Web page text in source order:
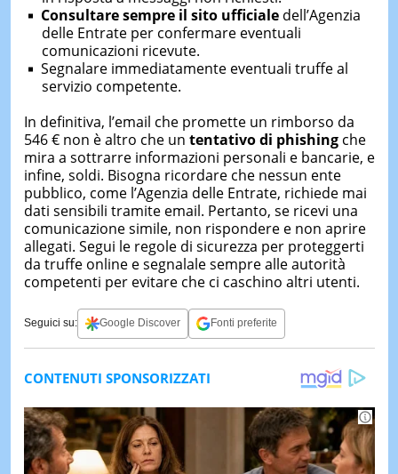
Consultare sempre il sito ufficialedell’Agenzia
delle Entrate per confermare eventuali
comunicazioni ricevute.
Segnalare immediatamente eventuali truffe al
servizio competente.
In definitiva, l’email che promette un rimborso da
546 € non è altro che un tentativo di phishingche
mira a sottrarre informazioni personali e bancarie, e
infine, soldi. Bisogna ricordare che nessun ente
pubblico, come l’Agenzia delle Entrate, richiede mai
dati sensibili tramite email. Pertanto, se ricevi una
comunicazione simile, non rispondere e non aprire
allegati. Segui le regole di sicurezza per proteggerti
da truffe online e segnalale sempre alle autorità
competenti per evitare che ci caschino altri utenti.
Seguici su: Google Discover Fonti preferite